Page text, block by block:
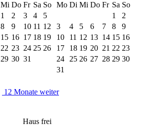
Mi Do Fr Sa So
1
2 3 4
5
8 9 10 11 12
15 16 17 18 19
22 23 24 25 26
29 30 31
Mo Di Mi Do Fr Sa So
1
2
3
4 5 6 7 8
9
10
11 12 13 14 15 16
17
18 19 20 21 22 23
24
25 26 27 28 29 30
31
12 Monate weiter
Haus frei